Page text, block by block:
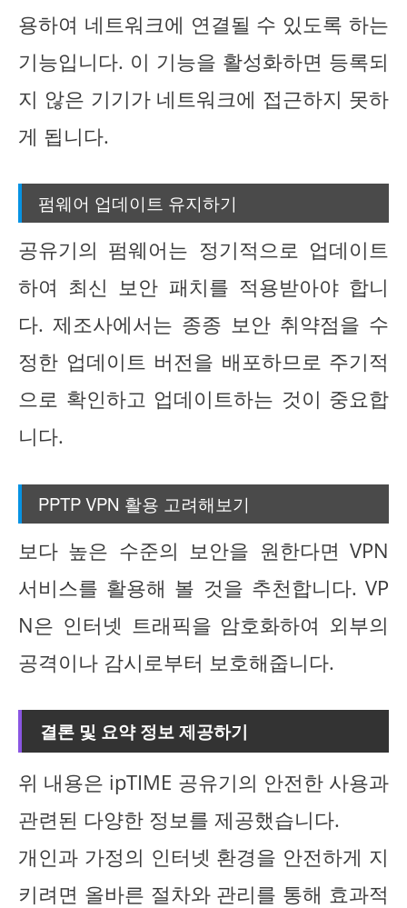
용하여 네트워크에 연결될 수 있도록 하는
기능입니다. 이 기능을 활성화하면 등록되
지 않은 기기가 네트워크에 접근하지 못하
게 됩니다.
펌웨어 업데이트 유지하기
공유기의 펌웨어는 정기적으로 업데이트
하여 최신 보안 패치를 적용받아야 합니
다. 제조사에서는 종종 보안 취약점을 수
정한 업데이트 버전을 배포하므로 주기적
으로 확인하고 업데이트하는 것이 중요합
니다.
PPTP VPN 활용 고려해보기
보다 높은 수준의 보안을 원한다면 VPN
서비스를 활용해 볼 것을 추천합니다. VP
N은 인터넷 트래픽을 암호화하여 외부의
공격이나 감시로부터 보호해줍니다.
결론 및 요약 정보 제공하기
위 내용은 ipTIME 공유기의 안전한 사용과
관련된 다양한 정보를 제공했습니다.
개인과 가정의 인터넷 환경을 안전하게 지
키려면 올바른 절차와 관리를 통해 효과적